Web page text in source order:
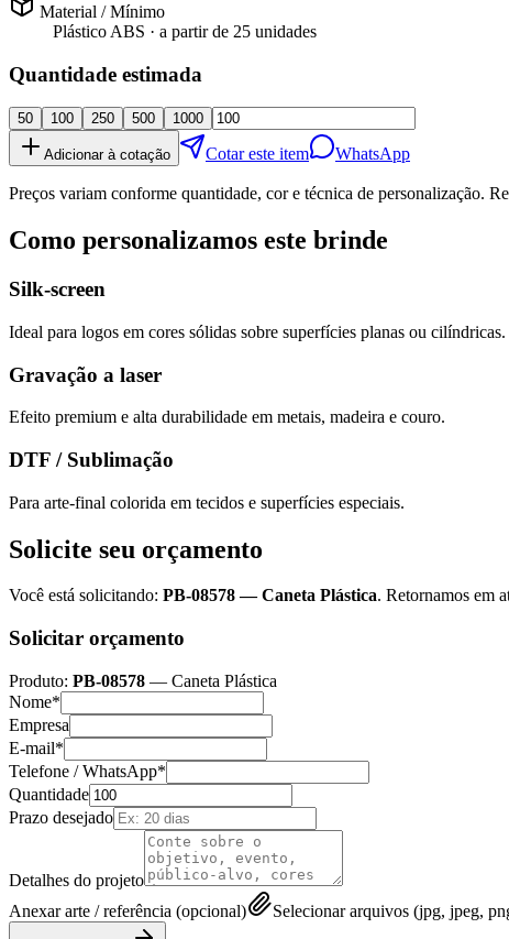
Material / Mínimo
Plástico ABS · a partir de 25 unidades
Quantidade estimada
50 100 250 500 1000
Adicionar à cotação Cotar este item WhatsApp
Preços variam conforme quantidade, cor e técnica de personalização.
Como personalizamos este brinde
Silk-screen
Ideal para logos em cores sólidas sobre superfícies planas ou cilíndricas.
Gravação a laser
Efeito premium e alta durabilidade em metais, madeira e couro.
DTF / Sublimação
Para arte-final colorida em tecidos e superfícies especiais.
Solicite seu orçamento
Você está solicitando: PB-08578—Caneta Plástica. Retornamos em
Solicitar orçamento
Produto: PB-08578 — Caneta Plástica
Nome*
Empresa
E-mail*
Telefone / WhatsApp*
Quantidade
Prazo desejado
Detalhes do projeto
Anexar arte / referência (opcional)
Selecionar arquivos (jpg, jpeg,